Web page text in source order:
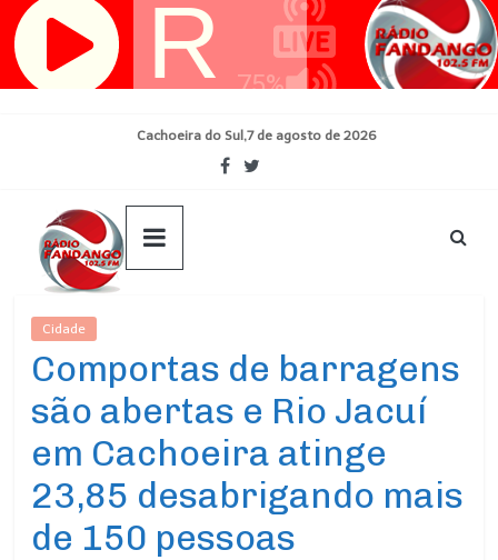
Pular
para
Cachoeira do Sul,7 de agosto de 2026
Cidade
Comportas de barragens
são abertas e Rio Jacuí
em Cachoeira atinge
23,85 desabrigando mais
de 150 pessoas